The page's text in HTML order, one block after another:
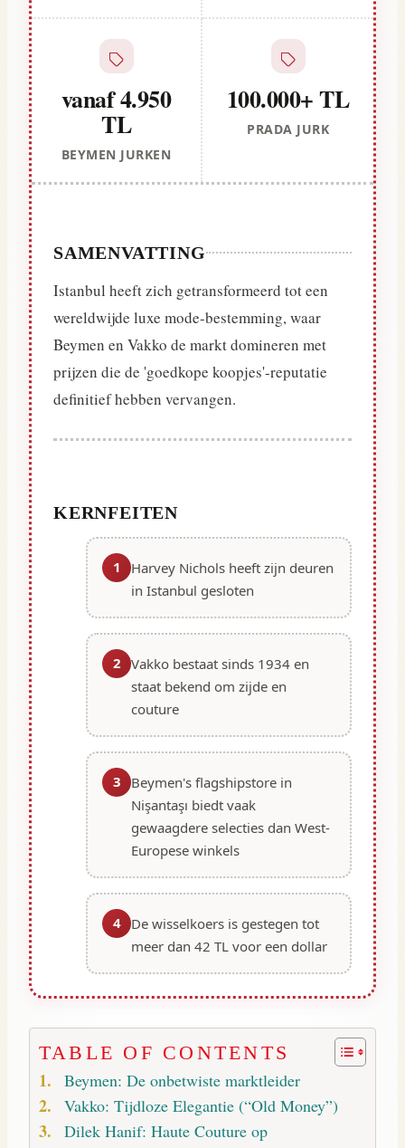
vanaf 4.950
TL
BEYMEN JURKEN
100.000+ TL
PRADA JURK
SAMENVATTING
Istanbul heeft zich getransformeerd tot een
wereldwijde luxe mode-bestemming, waar
Beymen en Vakko de markt domineren met
prijzen die de 'goedkope koopjes'-reputatie
definitief hebben vervangen.
KERNFEITEN
1
Harvey Nichols heeft zijn deuren
in Istanbul gesloten
2 Vakko bestaat sinds 1934 en
staat bekend om zijde en
couture
3
Beymen's flagshipstore in
Nişantaşı biedt vaak
gewaagdere selecties dan West-
Europese winkels
4
De wisselkoers is gestegen tot
meer dan 42 TL voor een dollar
TABLE OF CONTENTS
Beymen: De onbetwiste marktleider
Vakko: Tijdloze Elegantie (“Old Money”)
Dilek Hanif: Haute Couture op